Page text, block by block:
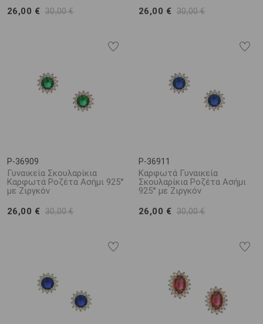
26,00 € 30,00 €
26,00 € 30,00 €
P-36909
Γυναικεία Σκουλαρίκια
Καρφωτά Ροζέτα Ασήμι 925°
με Ζιργκόν
26,00 € 30,00 €
P-36911
Καρφωτά Γυναικεία
Σκουλαρίκια Ροζέτα Ασήμι
925° με Ζιργκόν
26,00 € 30,00 €